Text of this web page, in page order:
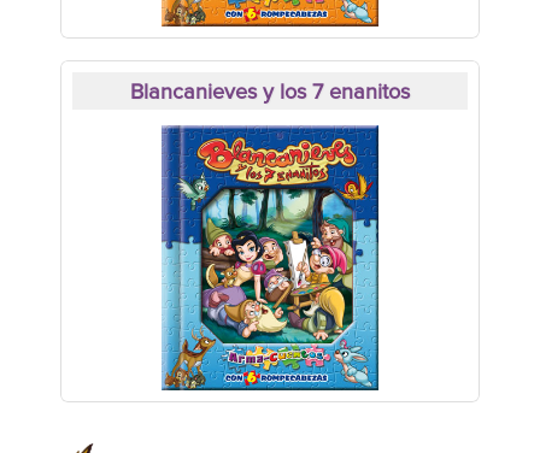
Blancanieves y los 7 enanitos